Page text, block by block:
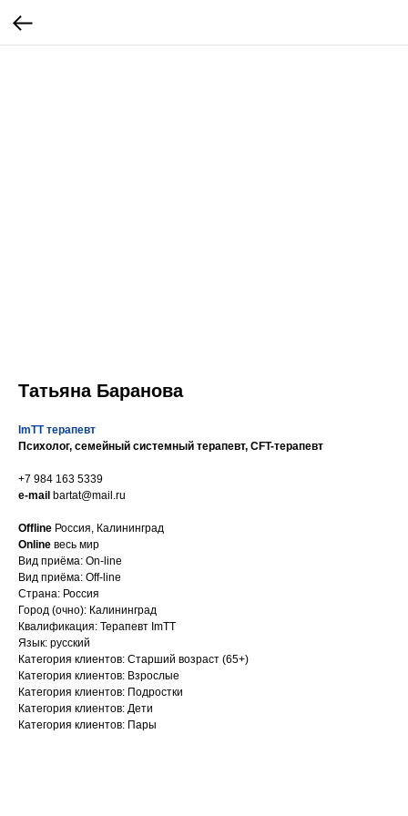
Татьяна Баранова
ImTT терапевт
Психолог, семейный системный терапевт, CFT-терапевт
+7 984 163 5339
e-mail bartat@mail.ru
Offline Россия, Калининград
Online весь мир
Вид приёма: On-line
Вид приёма: Off-line
Страна: Россия
Город (очно): Калининград
Квалификация: Терапевт ImTT
Язык: русский
Категория клиентов: Старший возраст (65+)
Категория клиентов: Взрослые
Категория клиентов: Подростки
Категория клиентов: Дети
Категория клиентов: Пары